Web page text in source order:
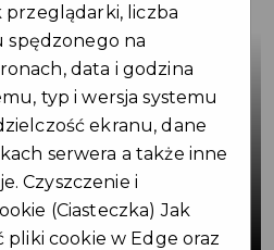
i rekreacja w
umowę o
liczba
spędzonego na
data i godzina
typ i wersja systemu
ekranu, dane
serwera a także inne
Czyszczenie i
(Ciasteczka) Jak
pliki cookie w Edge oraz